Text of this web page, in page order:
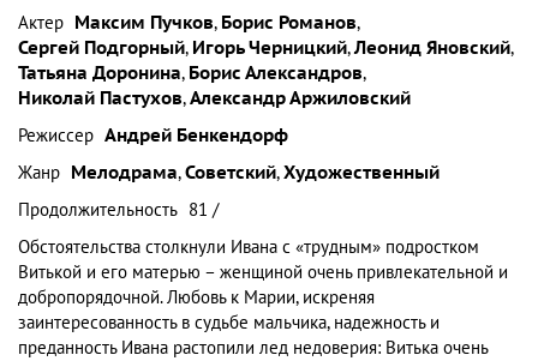
Актер Максим Пучков, Борис Романов,
Сергей Подгорный, Игорь Черницкий,Леонид Яновский,
Татьяна Доронина, Борис Александров,
Николай Пастухов,Александр Аржиловский
Режиссер Андрей Бенкендорф
Жанр Мелодрама,Советский,Художественный
Продолжительность 81 /
Обстоятельства столкнули Ивана с «трудным» подростком
Витькой и его матерью – женщиной очень привлекательной и
добропорядочной. Любовь к Марии, искреняя
заинтересованность в судьбе мальчика, надежность и
преданность Ивана растопили лед недоверия: Витька очень